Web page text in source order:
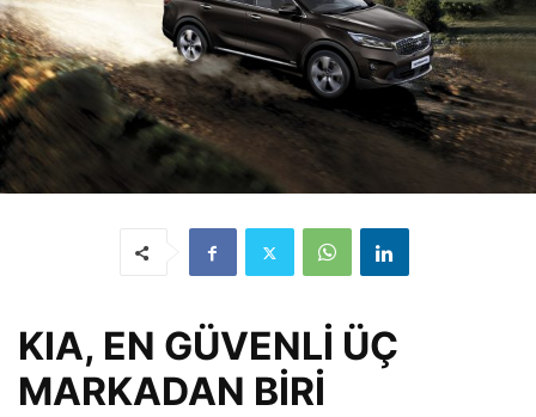
KIA, EN GÜVENLİ ÜÇ
MARKADAN BİRİ